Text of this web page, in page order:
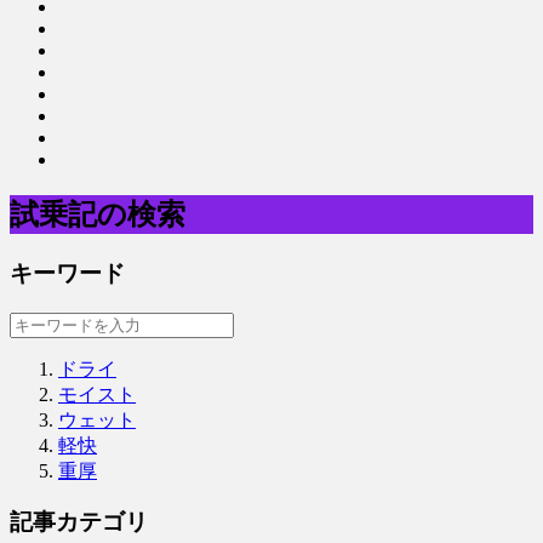
試乗記の検索
キーワード
ドライ
モイスト
ウェット
軽快
重厚
記事カテゴリ